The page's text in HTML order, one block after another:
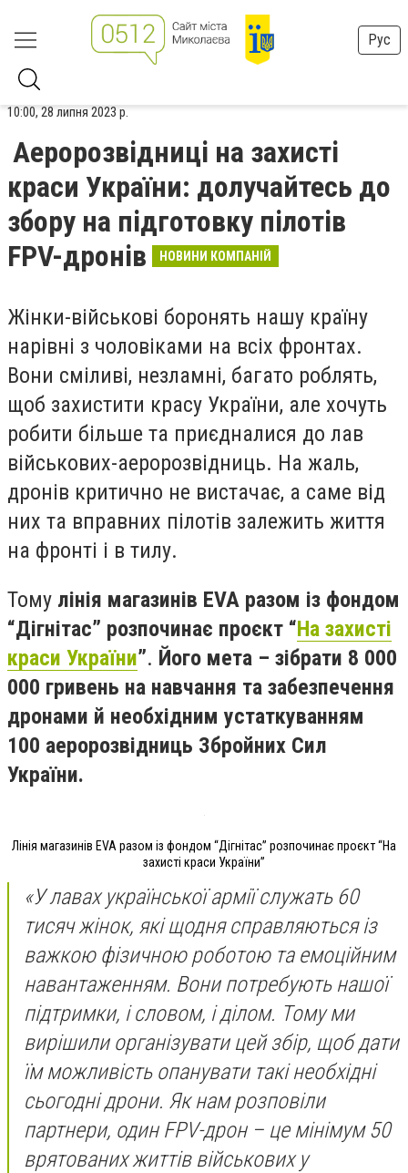
Рус
10:00, 28 липня 2023 р.
Аеророзвідниці на захисті
краси України: долучайтесь до
збору на підготовку пілотів
FPV-дронів
НОВИНИ КОМПАНІЙ
Жінки-військові боронять нашу країну
нарівні з чоловіками на всіх фронтах.
Вони сміливі, незламні, багато роблять,
щоб захистити красу України, але хочуть
робити більше та приєдналися до лав
військових-аеророзвідниць. На жаль,
дронів критично не вистачає, а саме від
них та вправних пілотів залежить життя
на фронті і в тилу.
Тому лінія магазинів EVA разом із фондом
“Дігнітас” розпочинає проєкт “На захисті
краси України”. Його мета – зібрати 8 000
000 гривень на навчання та забезпечення
дронами й необхідним устаткуванням
100 аеророзвідниць Збройних Сил
України.
Лінія магазинів EVA разом із фондом “Дігнітас” розпочинає проєкт “На
захисті краси України”
«У лавах української армії служать 60
тисяч жінок, які щодня справляються із
важкою фізичною роботою та емоційним
навантаженням. Вони потребують нашої
підтримки, і словом, і ділом. Тому ми
вирішили організувати цей збір, щоб дати
їм можливість опанувати такі необхідні
сьогодні дрони. Як нам розповіли
партнери, один FPV-дрон – це мінімум 50
врятованих життів військових у